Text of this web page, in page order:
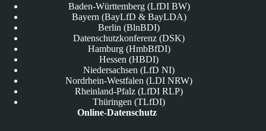
Baden-Württemberg (LfDI BW)
Bayern (BayLfD & BayLDA)
Berlin (BlnBDI)
Datenschutzkonferenz (DSK)
Hamburg (HmbBfDI)
Hessen (HBDI)
Niedersachsen (LfD NI)
Nordrhein-Westfalen (LDI NRW)
Rheinland-Pfalz (LfDI RLP)
Thüringen (TLfDI)
Online-Datenschutz